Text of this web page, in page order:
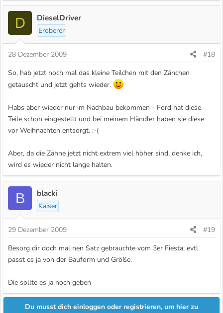
D DieselDriver
Eroberer
28 Dezember 2009
#18
So, hab jetzt noch mal das kleine Teilchen mit den Zänchen
getauscht und jetzt gehts wieder.
Habs aber wieder nur im Nachbau bekommen - Ford hat diese
Teile schon eingestellt und bei meinem Händler haben sie diese
vor Weihnachten entsorgt. :-(
Aber, da die Zähne jetzt nicht extrem viel höher sind, denke ich,
wird es wieder nicht lange halten.
B blacki
Kaiser
29 Dezember 2009
#19
Besorg dir doch mal nen Satz gebrauchte vom 3er Fiesta; evtl
passt es ja von der Bauform und Größe.
Die sollte es ja noch geben
Du musst dich einloggen oder registrieren, um hier zu